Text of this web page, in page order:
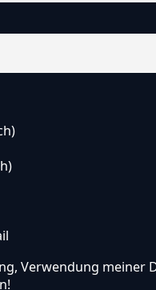
Verwendung meiner